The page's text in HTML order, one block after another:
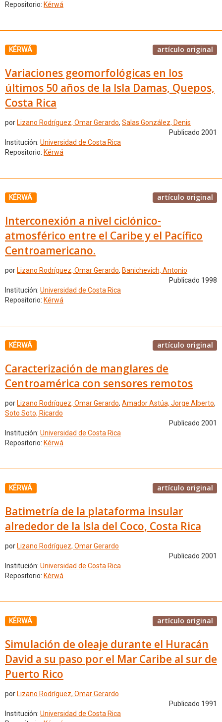
Repositorio: Kérwá
KÉRWÁ artículo original
Variaciones geomorfológicas en los
últimos 50 años de la Isla Damas, Quepos,
Costa Rica
por Lizano Rodríguez, Omar Gerardo, Salas González, Denis
Publicado 2001
Institución: Universidad de Costa Rica
Repositorio: Kérwá
KÉRWÁ artículo original
Interconexión a nivel ciclónico-
atmosférico entre el Caribe y el Pacífico
Centroamericano.
por Lizano Rodríguez, Omar Gerardo, Banichevich, Antonio
Publicado 1998
Institución: Universidad de Costa Rica
Repositorio: Kérwá
KÉRWÁ artículo original
Caracterización de manglares de
Centroamérica con sensores remotos
por Lizano Rodríguez, Omar Gerardo, Amador Astúa, Jorge Alberto,
Soto Soto, Ricardo
Publicado 2001
Institución: Universidad de Costa Rica
Repositorio: Kérwá
KÉRWÁ artículo original
Batimetría de la plataforma insular
alrededor de la Isla del Coco, Costa Rica
por Lizano Rodríguez, Omar Gerardo
Publicado 2001
Institución: Universidad de Costa Rica
Repositorio: Kérwá
KÉRWÁ artículo original
Simulación de oleaje durante el Huracán
David a su paso por el Mar Caribe al sur de
Puerto Rico
por Lizano Rodríguez, Omar Gerardo
Publicado 1991
Institución: Universidad de Costa Rica